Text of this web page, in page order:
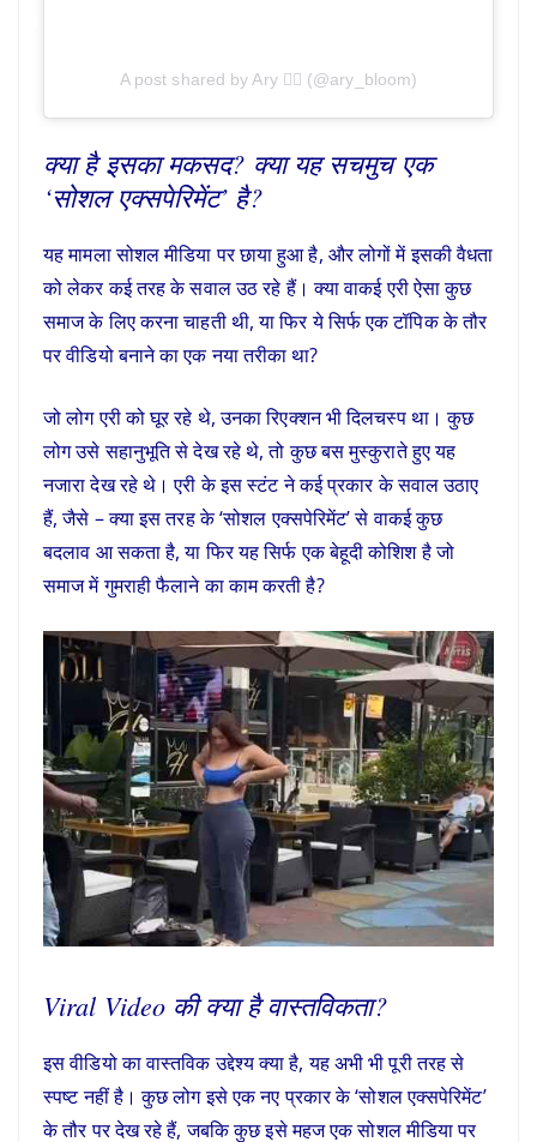
A post shared by Ary 🧚‍♀️ (@ary_bloom)
क्या है इसका मकसद? क्या यह सचमुच एक
‘सोशल एक्सपेरिमेंट’ है?
यह मामला सोशल मीडिया पर छाया हुआ है, और लोगों में इसकी वैधता
को लेकर कई तरह के सवाल उठ रहे हैं। क्या वाकई एरी ऐसा कुछ
समाज के लिए करना चाहती थी, या फिर ये सिर्फ एक टॉपिक के तौर
पर वीडियो बनाने का एक नया तरीका था?
जो लोग एरी को घूर रहे थे, उनका रिएक्शन भी दिलचस्प था। कुछ
लोग उसे सहानुभूति से देख रहे थे, तो कुछ बस मुस्कुराते हुए यह
नजारा देख रहे थे। एरी के इस स्टंट ने कई प्रकार के सवाल उठाए
हैं, जैसे – क्या इस तरह के ‘सोशल एक्सपेरिमेंट’ से वाकई कुछ
बदलाव आ सकता है, या फिर यह सिर्फ एक बेहूदी कोशिश है जो
समाज में गुमराही फैलाने का काम करती है?
Viral Video की क्या है वास्तविकता?
इस वीडियो का वास्तविक उद्देश्य क्या है, यह अभी भी पूरी तरह से
स्पष्ट नहीं है। कुछ लोग इसे एक नए प्रकार के ‘सोशल एक्सपेरिमेंट’
के तौर पर देख रहे हैं, जबकि कुछ इसे महज एक सोशल मीडिया पर